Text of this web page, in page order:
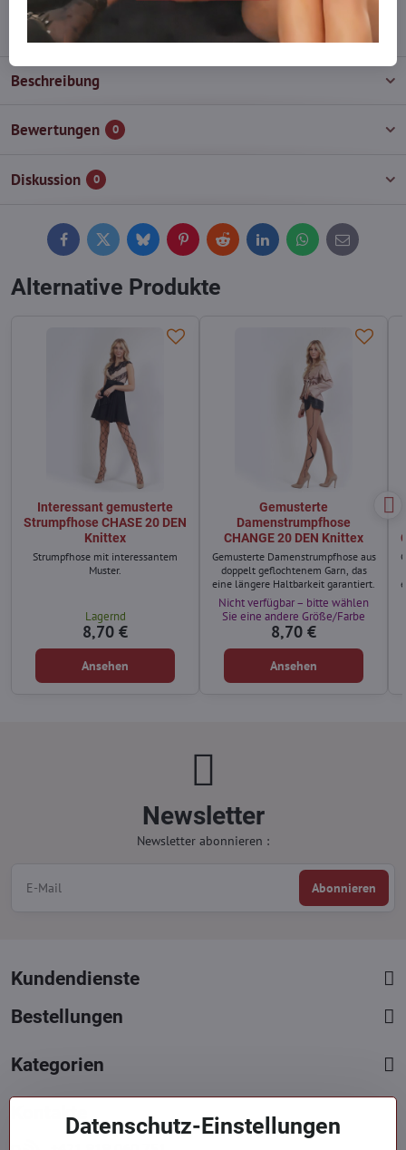
info​@everlady​.eu
Beschreibung
Bewertungen 0
Diskussion 0
FacebookTwitterBlueskyPinterestReddit LinkedInWhatsApp
E-
mail
Alternative Produkte
Interessant gemusterte
Strumpfhose CHASE 20 DEN
Knittex
Strumpfhose mit interessantem
Muster.
Lagernd
8,70 €
Ansehen
Gemusterte
Damenstrumpfhose
CHANGE 20 DEN Knittex
Gemusterte Damenstrumpfhose aus
doppelt geflochtenem Garn, das
eine längere Haltbarkeit garantiert.
Nicht verfügbar – bitte wählen
Sie eine andere Größe/Farbe
8,70 €
Ansehen
Newsletter
Newsletter abonnieren :
Abonnieren
Kundendienste
Bestellungen
Kategorien
KontakteDatenschutz-Einstellungen